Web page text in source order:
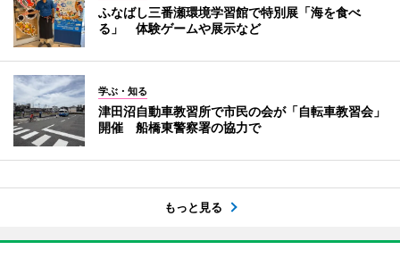
ふなばし三番瀬環境学習館で特別展「海を食べ
る」 体験ゲームや展示など
学ぶ・知る
津田沼自動車教習所で市民の会が「自転車教習会」
開催 船橋東警察署の協力で
もっと見る